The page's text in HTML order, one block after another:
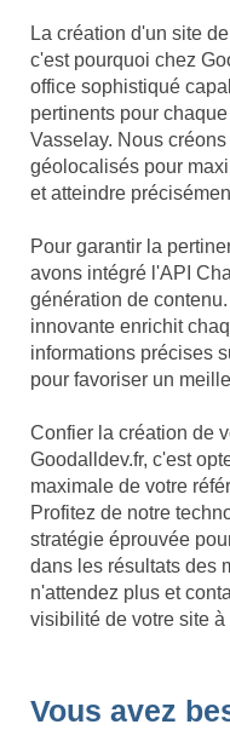
La création d'un site
c'est pourquoi chez
office sophistiqué
pertinents pour
Vasselay. Nous
géolocalisés pour
et atteindre
Pour garantir la
avons intégré l'API
génération de
innovante enrichit
informations précises
pour favoriser un
Confier la création de
Goodalldev.fr, c'est
maximale de votre
Profitez de notre
stratégie éprouvée
dans les résultats des
n'attendez plus et
visibilité de votre site
Vous avez